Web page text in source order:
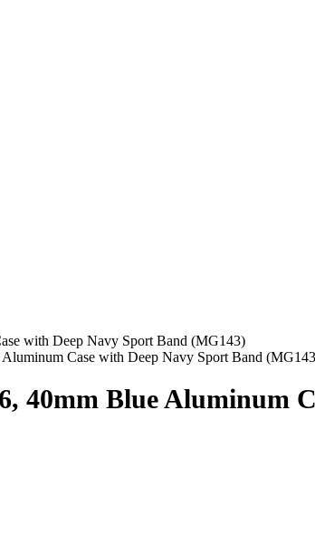
with Deep Navy Sport Band (MG143)
40mm Blue Aluminum